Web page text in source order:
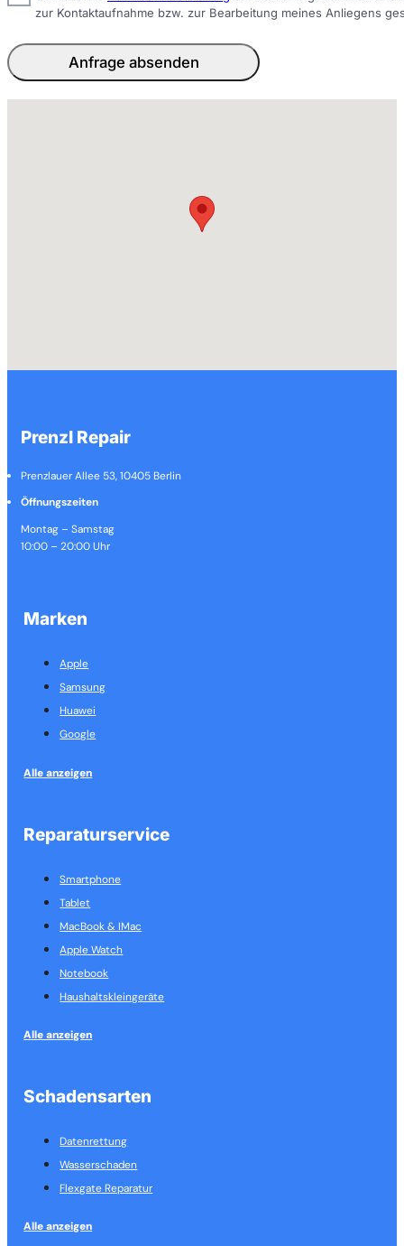
zur Kontaktaufnahme bzw. zur Bearbeitung meines Anliegens
Anfrage absenden
Prenzl Repair
Prenzlauer Allee 53, 10405 Berlin
Öffnungszeiten
Montag – Samstag
10:00 – 20:00 Uhr
Marken
Apple
Samsung
Huawei
Google
Alle anzeigen
Reparaturservice
Smartphone
Tablet
MacBook & IMac
Apple Watch
Notebook
Haushalts­kleingeräte
Alle anzeigen
Schadensarten
Datenrettung
Wasserschaden
Flexgate Reparatur
Alle anzeigen